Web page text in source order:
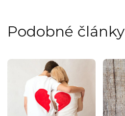
Podobné články